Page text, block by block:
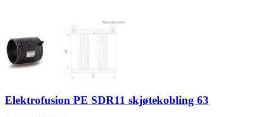
Elektrofusion PE SDR11 skjøtekobling 63